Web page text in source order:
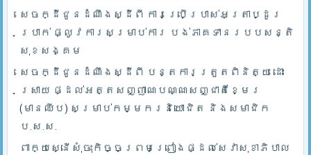
សេចក្ដីជូនដំណឹងស្ដីពី ការប្រើប្រាស់អត្រាប្ដូរ
ប្រាក់ ផ្លូវការសម្រាប់ការ បង់ភាគទានរបបសន្តិ
សុខសង្គម
សេចក្ដីជូនដំណឹងស្ដីពី បន្តការត្រួតពិនិត្យ ដោះ
ស្រាយ ផ្ដល់អត្តសញ្ញាណបណ្ណសញ្ជាតិខ្មែរ
(មានឈីប) សម្រាប់កម្មករនិយោជិត និងសមាជិក
ប.ស.ស.
ពាក្យស្នើសុំចុះកិច្ចព្រមព្រៀងផ្ដល់សេវាសុខាភិបាល